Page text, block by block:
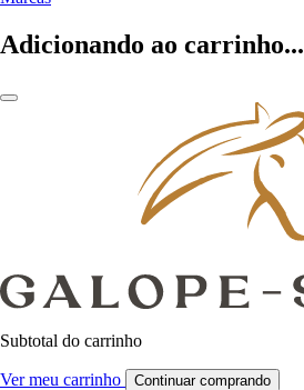
Adicionando ao carrinho...
Subtotal do carrinho
Ver meu carrinho Continuar comprando